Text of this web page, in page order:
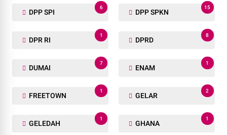
DPP SPI
6
DPP SPKN
15
DPR RI
1
DPRD
8
DUMAI
7
ENAM
1
FREETOWN
1
GELAR
2
GELEDAH
1
GHANA
1